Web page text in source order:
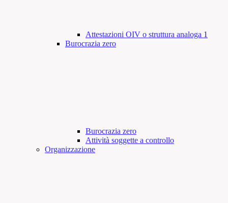
Attestazioni OIV o struttura analoga 1
Burocrazia zero
Burocrazia zero
Attività soggette a controllo
Organizzazione